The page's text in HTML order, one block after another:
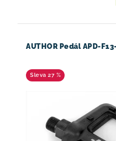
AUTHOR Pedál APD-
27 %